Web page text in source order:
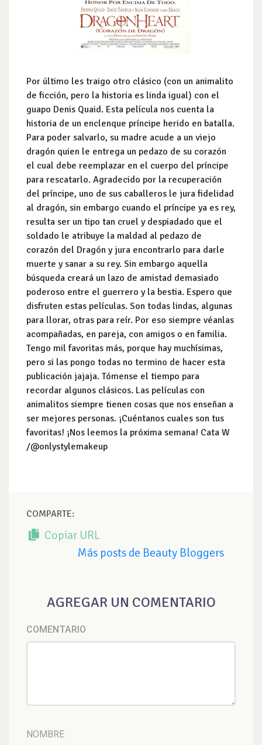
Por último les traigo otro clásico (con un animalito
de ficción, pero la historia es linda igual) con el
guapo Denis Quaid. Esta película nos cuenta la
historia de un enclenque príncipe herido en batalla.
Para poder salvarlo, su madre acude a un viejo
dragón quien le entrega un pedazo de su corazón
el cual debe reemplazar en el cuerpo del príncipe
para rescatarlo. Agradecido por la recuperación
del príncipe, uno de sus caballeros le jura fidelidad
al dragón, sin embargo cuando el príncipe ya es rey,
resulta ser un tipo tan cruel y despiadado que el
soldado le atribuye la maldad al pedazo de
corazón del Dragón y jura encontrarlo para darle
muerte y sanar a su rey. Sin embargo aquella
búsqueda creará un lazo de amistad demasiado
poderoso entre el guerrero y la bestia. Espero que
disfruten estas películas. Son todas lindas, algunas
para llorar, otras para reír. Por eso siempre véanlas
acompañadas, en pareja, con amigos o en familia.
Tengo mil favoritas más, porque hay muchísimas,
pero si las pongo todas no termino de hacer esta
publicación jajaja. Tómense el tiempo para
recordar algunos clásicos. Las películas con
animalitos siempre tienen cosas que nos enseñan a
ser mejores personas. ¡Cuéntanos cuales son tus
favoritas! ¡Nos leemos la próxima semana! Cata W
/@onlystylemakeup
COMPARTE:
Copiar URL
Más posts de Beauty Bloggers
AGREGAR UN COMENTARIO
COMENTARIO
NOMBRE